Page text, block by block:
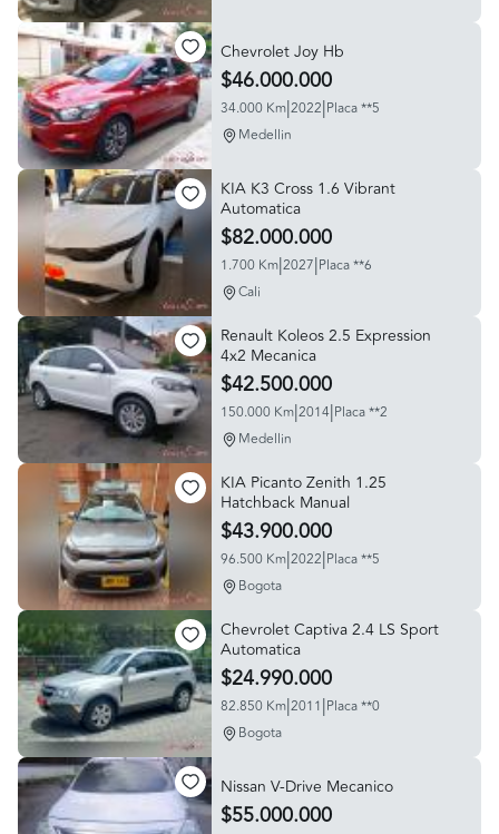
Chevrolet Joy Hb
$46.000.000
34.000 Km|2022|Placa **5
Medellin
KIA K3 Cross 1.6 Vibrant
Automatica
$82.000.000
1.700 Km|2027|Placa **6
Cali
Renault Koleos 2.5 Expression
4x2 Mecanica
$42.500.000
150.000 Km|2014|Placa **2
Medellin
KIA Picanto Zenith 1.25
Hatchback Manual
$43.900.000
96.500 Km|2022|Placa **5
Bogota
Chevrolet Captiva 2.4 LS Sport
Automatica
$24.990.000
82.850 Km|2011|Placa **0
Bogota
Nissan V-Drive Mecanico
$55.000.000